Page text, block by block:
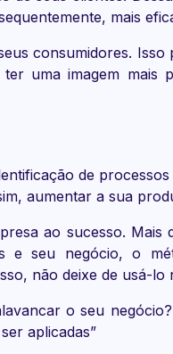
mais
consumidores. Isso
uma imagem mais
de
aumentar a sua
ao sucesso. Mais
e seu negócio, o
não deixe de usá-lo
o seu
aplicadas”